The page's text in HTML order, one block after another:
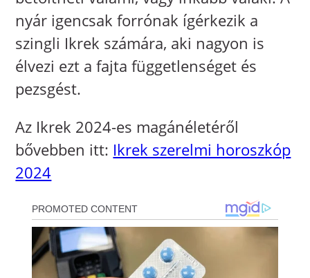
nyár igencsak forrónak ígérkezik a
szingli Ikrek számára, aki nagyon is
élvezi ezt a fajta függetlenséget és
pezsgést.
Az Ikrek 2024-es magánéletéről
bővebben itt: Ikrek szerelmi horoszkóp
2024